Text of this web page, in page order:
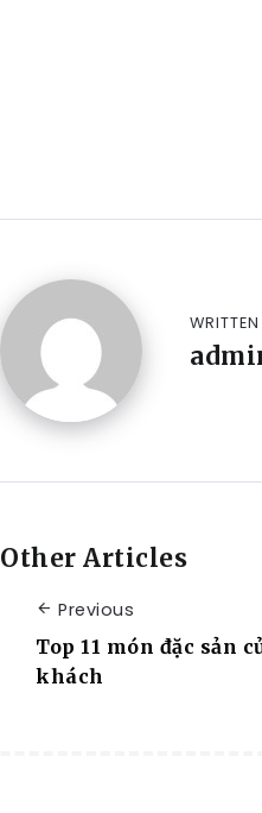
Other Articles
Previous
Top 11 món đặc sản
khách